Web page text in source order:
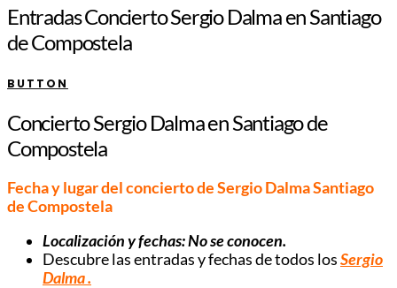
Entradas Concierto Sergio Dalma en Santiago
de Compostela
BUTTON
Concierto Sergio Dalma en Santiago de
Compostela
Fecha y lugar del concierto de Sergio Dalma Santiago
de Compostela
Localización y fechas: No se conocen.
Descubre las entradas y fechas de todos losSergio
Dalma.